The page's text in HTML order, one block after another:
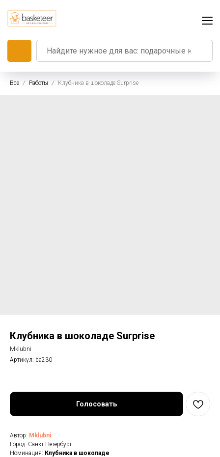
Все Работы Клубника в шоколаде Surprise
Клубника в шоколаде Surprise
Mklubni
Артикул: ba230
Голосовать
Автор: Mklubni
Город: Санкт-Петербург
Номинация: Клубника в шоколаде